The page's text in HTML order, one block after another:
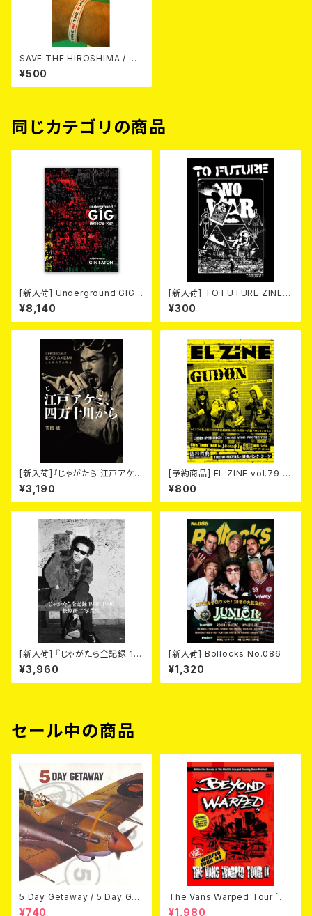
SAVE THE HIROSHIMA / ラ
バーバンド（メンズ）
¥500
同じカテゴリの商品
[新入荷] Underground GIG
Tokyo 1978 – 1987 Action
Portrait by Gin SATOH【通常
限定版】
¥8,140
[新入荷] TO FUTURE ZINE 2
026 issue 21 -NO WAR! NO
HATE!- (ZINE)
¥300
[新入荷]『じゃがたら 江戸アケ
ミ、四万十川から』
¥3,190
[予約商品] EL ZINE vol.79 8
月25日発売予定
¥800
[新入荷] 『じゃがたら全記録 19
80-1990 松原研二写真集』
¥3,960
[新入荷] Bollocks No.086
¥1,320
セール中の商品
5 Day Getaway / 5 Day Get
away (CDEP)
¥740
The Vans Warped Tour `04
Beyond Warped (国内盤DV
¥1,980